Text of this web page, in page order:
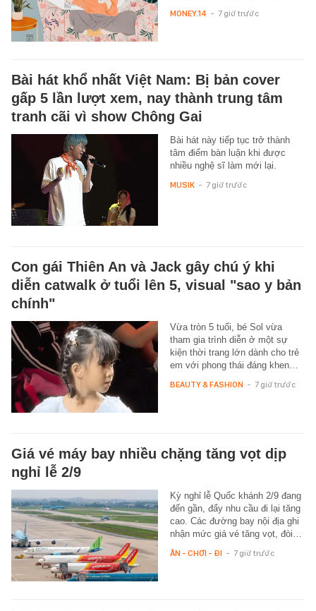
MONEY.14 - 7 giờ trước
Bài hát khổ nhất Việt Nam: Bị bản cover
gấp 5 lần lượt xem, nay thành trung tâm
tranh cãi vì show Chông Gai
Bài hát này tiếp tục trở thành
tâm điểm bàn luận khi được
nhiều nghệ sĩ làm mới lại.
MUSIK - 7 giờ trước
Con gái Thiên An và Jack gây chú ý khi
diễn catwalk ở tuổi lên 5, visual "sao y bản
chính"
Vừa tròn 5 tuổi, bé Sol vừa
tham gia trình diễn ở một sự
kiện thời trang lớn dành cho trẻ
em với phong thái đáng khen…
BEAUTY & FASHION - 7 giờ trước
Giá vé máy bay nhiều chặng tăng vọt dịp
nghỉ lễ 2/9
Kỳ nghỉ lễ Quốc khánh 2/9 đang
đến gần, đẩy nhu cầu đi lại tăng
cao. Các đường bay nội địa ghi
nhận mức giá vé tăng vọt, đòi…
ĂN - CHƠI - ĐI - 7 giờ trước